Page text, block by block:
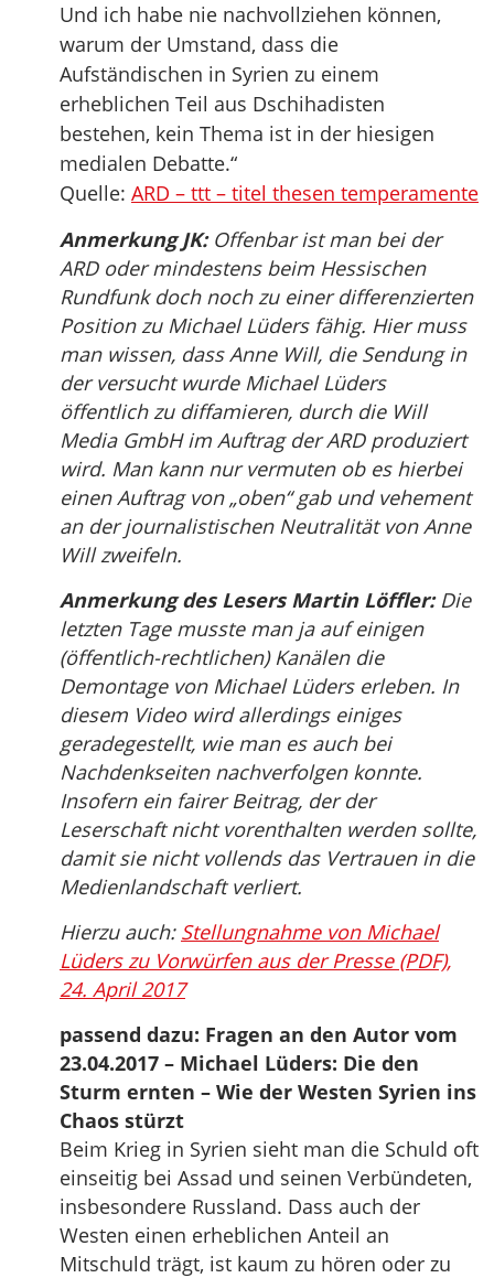
Und ich habe nie nachvollziehen können,
warum der Umstand, dass die
Aufständischen in Syrien zu einem
erheblichen Teil aus Dschihadisten
bestehen, kein Thema ist in der hiesigen
medialen Debatte.“
Quelle: ARD – ttt – titel thesen temperamente
Anmerkung JK:Offenbar ist man bei der
ARD oder mindestens beim Hessischen
Rundfunk doch noch zu einer differenzierten
Position zu Michael Lüders fähig. Hier muss
man wissen, dass Anne Will, die Sendung in
der versucht wurde Michael Lüders
öffentlich zu diffamieren, durch die Will
Media GmbH im Auftrag der ARD produziert
wird. Man kann nur vermuten ob es hierbei
einen Auftrag von „oben“ gab und vehement
an der journalistischen Neutralität von Anne
Will zweifeln.
Anmerkung des Lesers Martin Löffler:Die
letzten Tage musste man ja auf einigen
(öffentlich-rechtlichen) Kanälen die
Demontage von Michael Lüders erleben. In
diesem Video wird allerdings einiges
geradegestellt, wie man es auch bei
Nachdenkseiten nachverfolgen konnte.
Insofern ein fairer Beitrag, der der
Leserschaft nicht vorenthalten werden sollte,
damit sie nicht vollends das Vertrauen in die
Medienlandschaft verliert.
Hierzu auch: Stellungnahme von Michael
Lüders zu Vorwürfen aus der Presse (PDF),
24. April 2017
passend dazu: Fragen an den Autor vom
23.04.2017 – Michael Lüders: Die den
Sturm ernten – Wie der Westen Syrien ins
Chaos stürzt
Beim Krieg in Syrien sieht man die Schuld oft
einseitig bei Assad und seinen Verbündeten,
insbesondere Russland. Dass auch der
Westen einen erheblichen Anteil an
Mitschuld trägt, ist kaum zu hören oder zu